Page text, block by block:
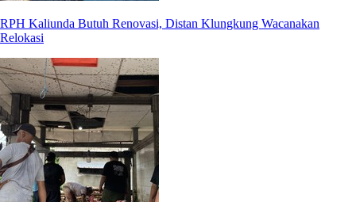
RPH Kaliunda Butuh Renovasi, Distan Klungkung Wacanakan
Relokasi